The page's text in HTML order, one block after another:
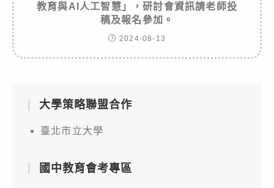
教育與AI人工智慧」，研討會資訊請老師投
稿及報名參加。
2024-08-13
大學策略聯盟合作
臺北市立大學
國中教育會考專區